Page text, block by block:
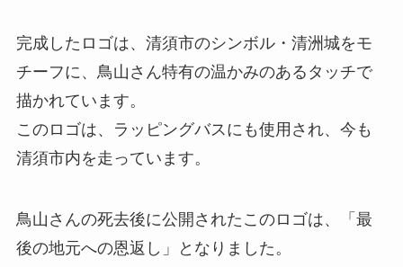
完成したロゴは、清須市のシンボル・清洲城をモ
チーフに、鳥山さん特有の温かみのあるタッチで
描かれています。
このロゴは、ラッピングバスにも使用され、今も
清須市内を走っています。
鳥山さんの死去後に公開されたこのロゴは、「最
後の地元への恩返し」となりました。